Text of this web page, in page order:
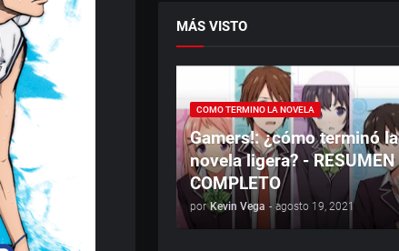
MÁS VISTO
COMO TERMINO LA NOVELA
Gamers!: ¿cómo terminó la
novela ligera? - RESUMEN
COMPLETO
por Kevin Vega - agosto 19, 2021